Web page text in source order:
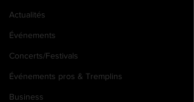
Actualités
Événements
Concerts/Festivals
Événements pros & Tremplins
Business